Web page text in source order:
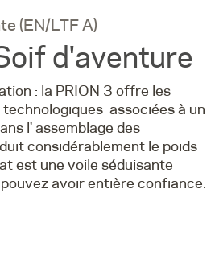
(EN/LTF A)
d'aventure
: la PRION 3 offre les
associées à un
l' assemblage des
considérablement le poids
est une voile séduisante
avoir entière confiance.